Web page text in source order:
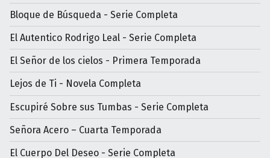
Bloque de Búsqueda - Serie Completa
El Autentico Rodrigo Leal - Serie Completa
El Señor de los cielos - Primera Temporada
Lejos de Ti - Novela Completa
Escupiré Sobre sus Tumbas - Serie Completa
Señora Acero – Cuarta Temporada
El Cuerpo Del Deseo - Serie Completa